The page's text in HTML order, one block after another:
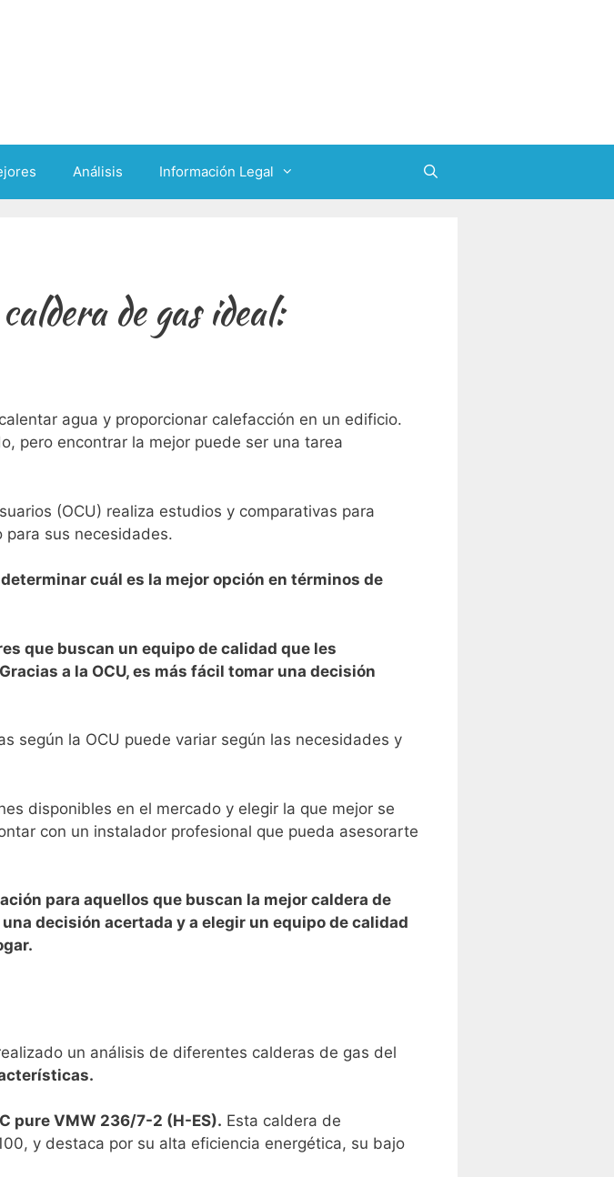
Análisis Información Legal
de gas ideal:
agua y⁣ proporcionar calefacción ⁤en un edificio.
pero encontrar ⁢la mejor puede ser una tarea
(OCU) realiza estudios y comparativas para
para⁤ sus necesidades.
cuál es la mejor opción en términos de
que buscan un equipo ‍de calidad que les
a la OCU, es más fácil tomar una decisión
según la‌ OCU puede variar según las necesidades⁤ y
disponibles en el mercado y elegir la⁣ que mejor ⁣se
con‌ un instalador profesional ⁢que ‌pueda asesorarte
para aquellos que​ buscan la mejor caldera de
decisión acertada y a elegir un ⁤equipo de calidad
un análisis de diferentes calderas de gas del
pure VMW 236/7-2 (H-ES). Esta caldera de
y destaca por su alta eficiencia energética, su bajo